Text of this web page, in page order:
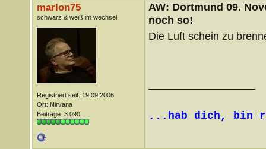
marlon75
schwarz & weiß im wechsel
Registriert seit: 19.09.2006
Ort: Nirvana
Beiträge: 3.090
AW: Dortmund 09.
noch so!
Die Luft schein zu
...hab dich, bin